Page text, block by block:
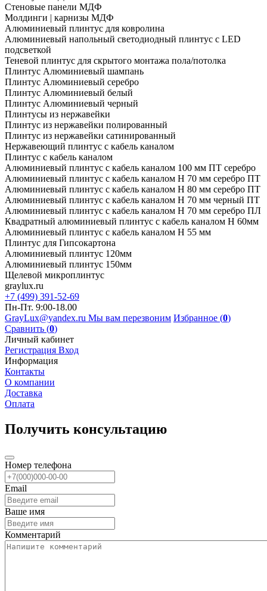
Стеновые панели МДФ
Молдинги | карнизы МДФ
Алюминиевый плинтус для ковролина
Алюминиевый напольный светодиодный плинтус с LED
подсветкой
Теневой плинтус для скрытого монтажа пола/потолка
Плинтус Алюминиевый шампань
Плинтус Алюминиевый серебро
Плинтус Алюминиевый белый
Плинтус Алюминиевый черный
Плинтусы из нержавейки
Плинтус из нержавейки полированный
Плинтус из нержавейки сатинированный
Нержавеющий плинтус с кабель каналом
Плинтус с кабель каналом
Алюминиевый плинтус с кабель каналом 100 мм ПТ серебро
Алюминиевый плинтус с кабель каналом H 70 мм серебро ПТ
Алюминиевый плинтус с кабель каналом H 80 мм серебро ПТ
Алюминиевый плинтус с кабель каналом H 70 мм черный ПТ
Алюминиевый плинтус с кабель каналом H 70 мм серебро ПЛ
Квадратный алюминиевый плинтус с кабель каналом H 60мм
Алюминиевый плинтус с кабель каналом H 55 мм
Плинтус для Гипсокартона
Алюминиевый плинтус 120мм
Алюминиевый плинтус 150мм
Щелевой микроплинтус
graylux.ru
+7 (499) 391-52-69
Пн-Пт. 9:00-18.00
GrayLux@yandex.ru Мы вам перезвоним Избранное (0)
Сравнить (0)
Личный кабинет
Регистрация Вход
Информация
Контакты
О компании
Доставка
Оплата
Получить консультацию
Номер телефона
Email
Ваше имя
Комментарий